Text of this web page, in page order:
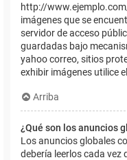
http://
imágenes que se
servidor de acceso
guardadas bajo
yahoo correo, sitios
exhibir imágenes utilice
Arriba
¿Qué son los anuncios
Los anuncios globales
debería leerlos cada vez